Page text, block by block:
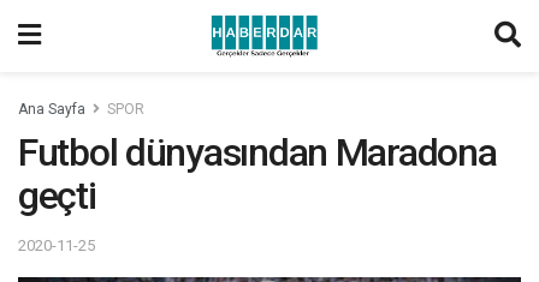
Ana Sayfa SPOR
Futbol dünyasından Maradona
geçti
2020-11-25